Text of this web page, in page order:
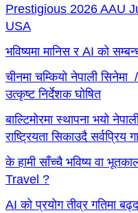
Prestigious 2026 AAU
USA
भविष्यमा मानिस र AI को
चीनमा चम्कियो नेपाली
उत्कृष्ट निर्देशक घोषित
बाल्टिमोरमा स्थापना भयो
राष्ट्रियता सिकाउदै सर्वप्रिय
के हामी साँच्चै भविष्य वा
Travel ?
AI को प्रयोग तीव्र गतिमा